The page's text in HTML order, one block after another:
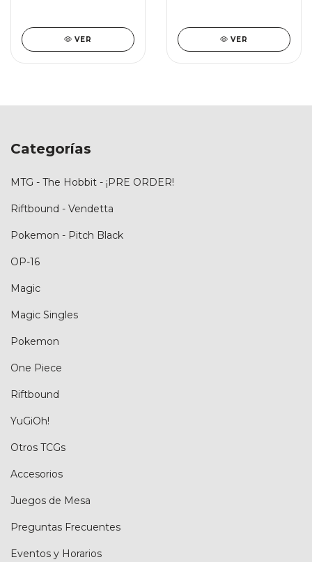
VER VER
Categorías
MTG - The Hobbit - ¡PRE ORDER!
Riftbound - Vendetta
Pokemon - Pitch Black
OP-16
Magic
Magic Singles
Pokemon
One Piece
Riftbound
YuGiOh!
Otros TCGs
Accesorios
Juegos de Mesa
Preguntas Frecuentes
Eventos y Horarios